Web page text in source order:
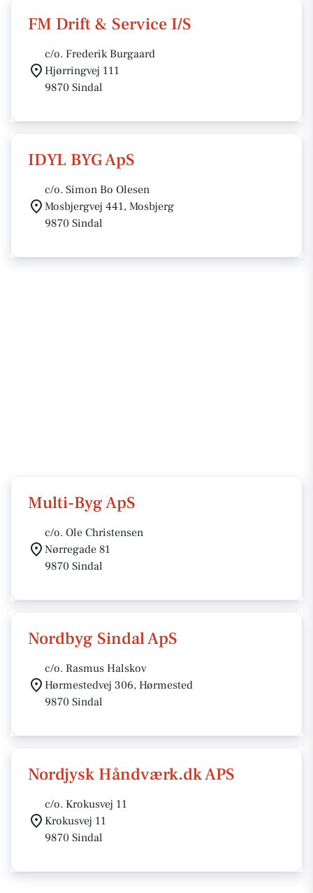
FM Drift & Service I/S
c/o. Frederik Burgaard
Hjørringvej 111
9870 Sindal
IDYL BYG ApS
c/o. Simon Bo Olesen
Mosbjergvej 441, Mosbjerg
9870 Sindal
Multi-Byg ApS
c/o. Ole Christensen
Nørregade 81
9870 Sindal
Nordbyg Sindal ApS
c/o. Rasmus Halskov
Hørmestedvej 306, Hørmested
9870 Sindal
Nordjysk Håndværk.dk APS
c/o. Krokusvej 11
Krokusvej 11
9870 Sindal